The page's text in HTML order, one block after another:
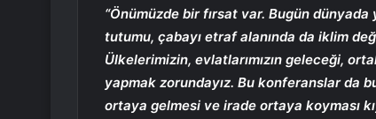
“Önümüzde bir fırsat var. Bugün
tutumu, çabayı etraf alanında da iklim
Ülkelerimizin, evlatlarımızın geleceği,
yapmak zorundayız. Bu konferanslar da
ortaya gelmesi ve irade ortaya koyması